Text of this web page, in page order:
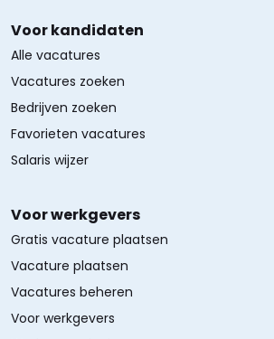
Voor kandidaten
Alle vacatures
Vacatures zoeken
Bedrijven zoeken
Favorieten vacatures
Salaris wijzer
Voor werkgevers
Gratis vacature plaatsen
Vacature plaatsen
Vacatures beheren
Voor werkgevers